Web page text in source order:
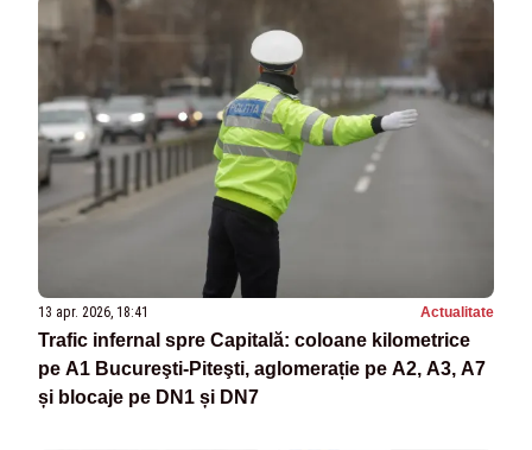
13 apr. 2026, 18:41 Actualitate
Trafic infernal spre Capitală: coloane kilometrice
pe A1 Bucureşti-Piteşti, aglomerație pe A2, A3, A7
și blocaje pe DN1 și DN7